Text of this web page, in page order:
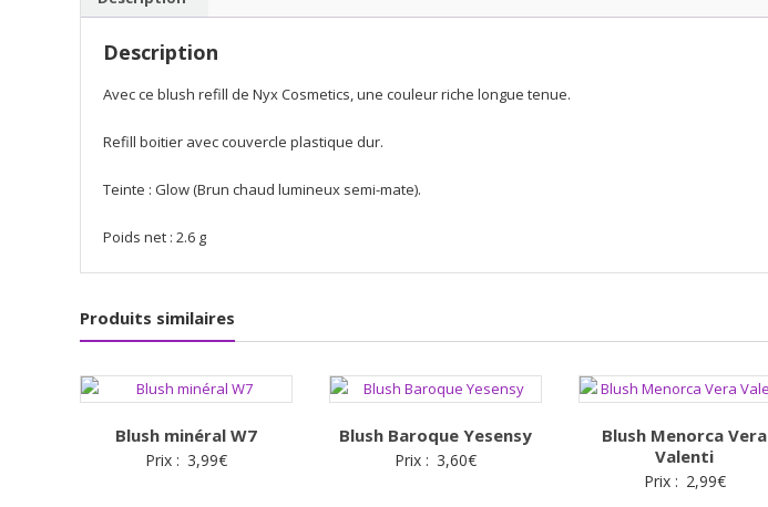
Description
Avec ce blush refill de Nyx Cosmetics, une couleur riche longue tenue.
Refill boitier avec couvercle plastique dur.
Teinte : Glow (Brun chaud lumineux semi-mate).
Poids net : 2.6 g
Produits similaires
Blush minéral W7
Prix : 3,99€
Blush Baroque Yesensy
Prix : 3,60€
Blush Menorca Vera
Valenti
Prix : 2,99€